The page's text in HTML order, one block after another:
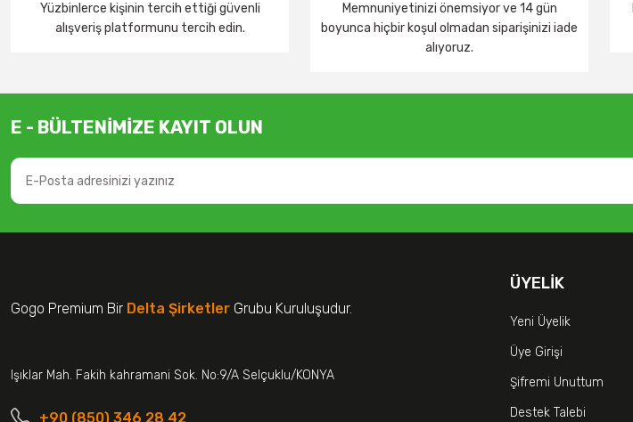
Yüzbinlerce kişinin tercih ettiği güvenli
alışveriş platformunu tercih edin.
Memnuniyetinizi önemsiyor ve 14 gün
boyunca hiçbir koşul olmadan siparişinizi iade
alıyoruz.
E - BÜLTENİMİZE KAYIT OLUN
Gogo Premium Bir Delta Şirketler Grubu Kuruluşudur.
Işıklar Mah. Fakih kahramani Sok. No:9/A Selçuklu/KONYA
+90 (850) 346 28 42
ÜYELIK
Yeni Üyelik
Üye Girişi
Şifremi Unuttum
Destek Talebi